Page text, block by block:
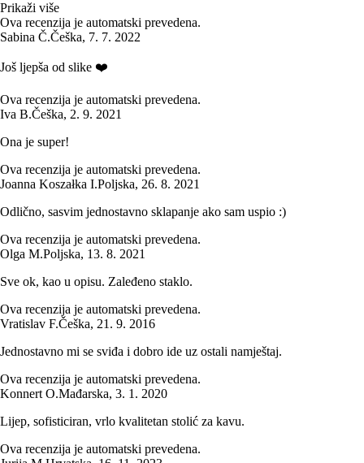
Prikaži više
Ova recenzija je automatski prevedena.
Sabina Č.Češka, 7. 7. 2022
Još ljepša od slike ❤️
Ova recenzija je automatski prevedena.
Iva B.Češka, 2. 9. 2021
Ona je super!
Ova recenzija je automatski prevedena.
Joanna Koszałka I.Poljska, 26. 8. 2021
Odlično, sasvim jednostavno sklapanje ako sam uspio :)
Ova recenzija je automatski prevedena.
Olga M.Poljska, 13. 8. 2021
Sve ok, kao u opisu. Zaleđeno staklo.
Ova recenzija je automatski prevedena.
Vratislav F.Češka, 21. 9. 2016
Jednostavno mi se sviđa i dobro ide uz ostali namještaj.
Ova recenzija je automatski prevedena.
Konnert O.Mađarska, 3. 1. 2020
Lijep, sofisticiran, vrlo kvalitetan stolić za kavu.
Ova recenzija je automatski prevedena.